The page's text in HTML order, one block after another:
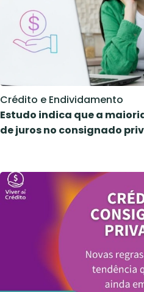
Crédito e Endividamento
Estudo indica que a
de juros no consignado